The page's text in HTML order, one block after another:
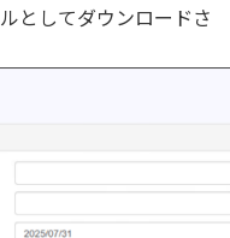
としてダウンロードさ